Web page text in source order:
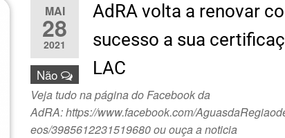
MAI
28
2021
Não
AdRA volta a renovar
sucesso a sua
LAC
Veja tudo na página do Facebook da
AdRA: https://www.facebook.com/
eos/3985612231519680 ou ouça a noticia